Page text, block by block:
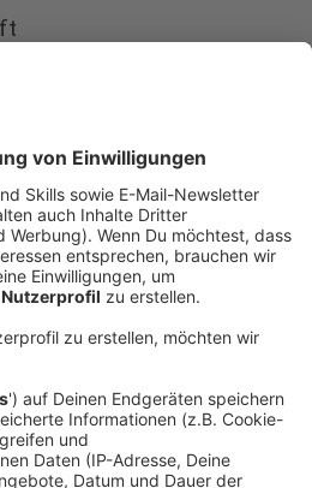
Ulf Zander, Ingenieur bei der
. Dort hat man die
auf unsere Infrastrukturen -
Wasserwege - im Blick und
Hitzebeständiger zu machen:
sagt der Experte. Außerdem
verbauen, wie es
der Fall ist, um die
Dieser sei aber nicht ganz so
sehr schnell. Eine
temperierte Straße.